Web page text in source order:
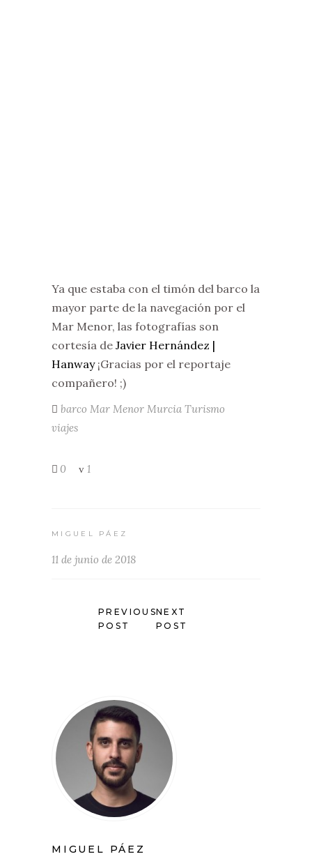
Ya que estaba con el timón del barco la
mayor parte de la navegación por el
Mar Menor, las fotografías son
cortesía de Javier Hernández |
Hanway¡Gracias por el reportaje
compañero! ;)
barco Mar Menor Murcia Turismo
viajes
0 1
MIGUEL PÁEZ
11 de junio de 2018
PREVIOUS
POST
NEXT
POST
MIGUEL PÁEZ